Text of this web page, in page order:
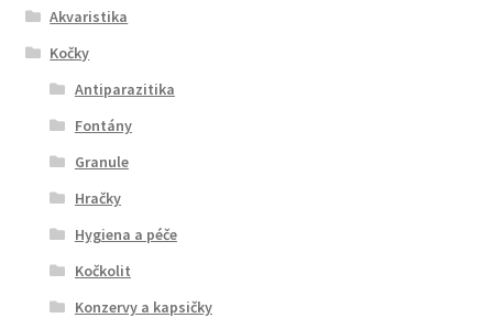
Akvaristika
Kočky
Antiparazitika
Fontány
Granule
Hračky
Hygiena a péče
Kočkolit
Konzervy a kapsičky